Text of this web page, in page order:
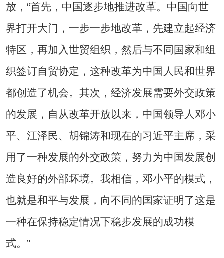
放，“首先，中国逐步地推进改革。中国向世
界打开大门，一步一步地改革，先建立起经济
特区，再加入世贸组织，然后与不同国家和组
织签订自贸协定，这种改革为中国人民和世界
都创造了机会。其次，经济发展需要外交政策
的发展，自从改革开放以来，中国领导人邓小
平、江泽民、胡锦涛和现在的习近平主席，采
用了一种发展的外交政策，努力为中国发展创
造良好的外部坏境。我相信，邓小平的模式，
也就是和平与发展，向不同的国家证明了这是
一种在保持稳定情况下稳步发展的成功模
式。”